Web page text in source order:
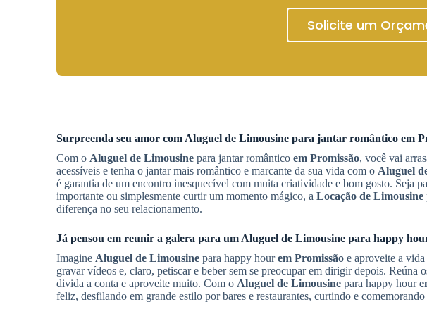
Solicite um
Surpreenda seu amor com Aluguel de Limousine para jantar romântico em
Com o Aluguel de Limousine para jantar romântico em Promissão, você vai
acessíveis e tenha o jantar mais romântico e marcante da sua vida com o Aluguel
é garantia de um encontro inesquecível com muita criatividade e bom gosto. Seja
importante ou simplesmente curtir um momento mágico, a Locação de Limousine
diferença no seu relacionamento.
Já pensou em reunir a galera para um Aluguel de Limousine para happy
Imagine Aluguel de Limousine para happy hourem Promissão e aproveite a
gravar vídeos e, claro, petiscar e beber sem se preocupar em dirigir depois. Reúna
divida a conta e aproveite muito. Com o Aluguel de Limousine para happy hour
feliz, desfilando em grande estilo por bares e restaurantes, curtindo e